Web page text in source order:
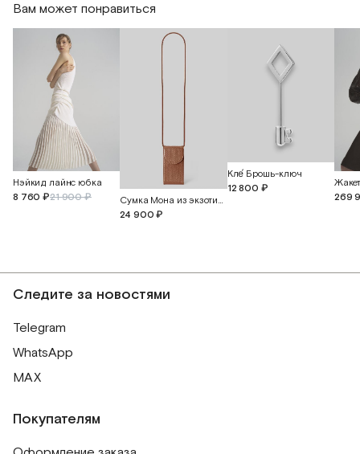
Вам может понравиться
Нэйкид лайнс юбка
8 760 ₽21 900 ₽
Сумка Мона из экзотической кожи питона
24 900 ₽
Кле́ Брошь-ключ
12 800 ₽
269
Следите за новостями
Telegram
WhatsApp
MAX
Покупателям